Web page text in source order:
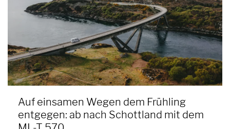
Auf einsamen Wegen dem Frühling
entgegen: ab nach Schottland mit dem